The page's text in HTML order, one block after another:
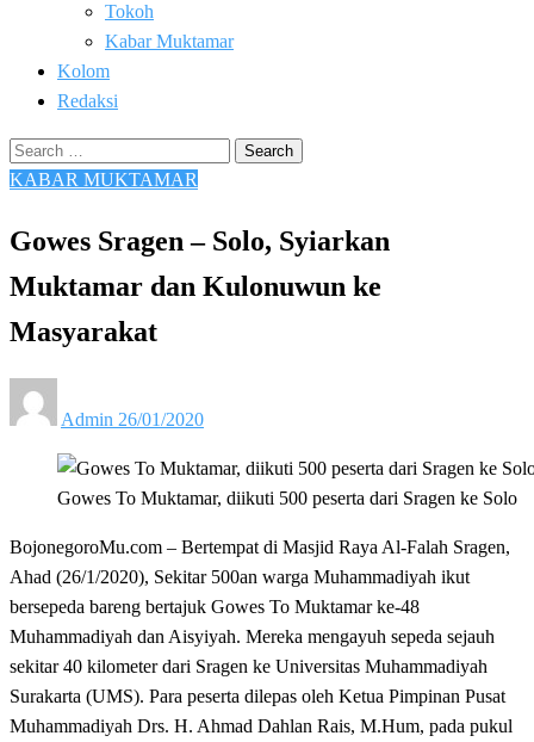
Tokoh
Kabar Muktamar
Kolom
Redaksi
Search
for:
KABAR MUKTAMAR
Gowes Sragen – Solo, Syiarkan
Muktamar dan Kulonuwun ke
Masyarakat
Admin on
26/01/2020
Gowes To Muktamar, diikuti 500 peserta dari Sragen ke Solo
BojonegoroMu.com – Bertempat di Masjid Raya Al-Falah Sragen,
Ahad (26/1/2020), Sekitar 500an warga Muhammadiyah ikut
bersepeda bareng bertajuk Gowes To Muktamar ke-48
Muhammadiyah dan Aisyiyah. Mereka mengayuh sepeda sejauh
sekitar 40 kilometer dari Sragen ke Universitas Muhammadiyah
Surakarta (UMS). Para peserta dilepas oleh Ketua Pimpinan Pusat
Muhammadiyah Drs. H. Ahmad Dahlan Rais, M.Hum, pada pukul